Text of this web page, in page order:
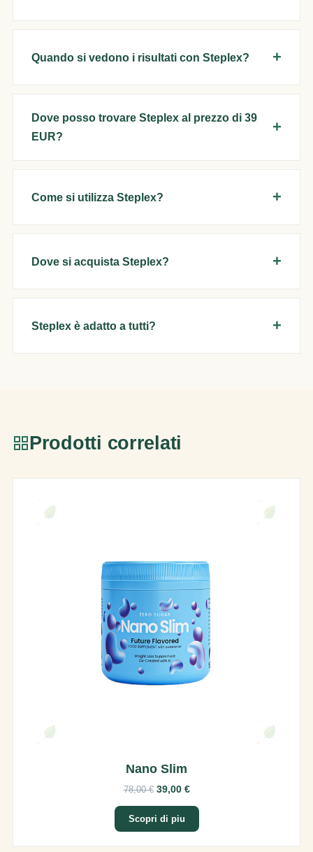
Quando si vedono i risultati con Steplex?
Dove posso trovare Steplex al prezzo di 39
EUR?
Come si utilizza Steplex?
Dove si acquista Steplex?
Steplex è adatto a tutti?
Prodotti correlati
Nano Slim
78,00 €39,00 €
Scopri di piu